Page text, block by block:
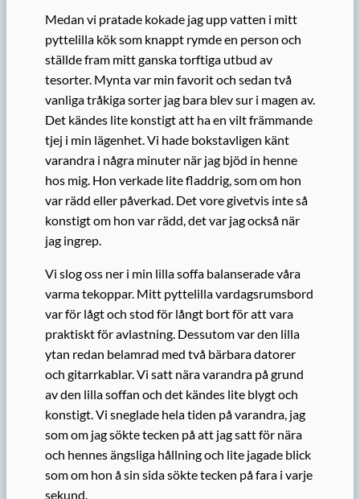
Medan vi pratade kokade jag upp vatten i mitt
pyttelilla kök som knappt rymde en person och
ställde fram mitt ganska torftiga utbud av
tesorter. Mynta var min favorit och sedan två
vanliga tråkiga sorter jag bara blev sur i magen av.
Det kändes lite konstigt att ha en vilt främmande
tjej i min lägenhet. Vi hade bokstavligen känt
varandra i några minuter när jag bjöd in henne
hos mig. Hon verkade lite fladdrig, som om hon
var rädd eller påverkad. Det vore givetvis inte så
konstigt om hon var rädd, det var jag också när
jag ingrep.
Vi slog oss ner i min lilla soffa balanserade våra
varma tekoppar. Mitt pyttelilla vardagsrumsbord
var för lågt och stod för långt bort för att vara
praktiskt för avlastning. Dessutom var den lilla
ytan redan belamrad med två bärbara datorer
och gitarrkablar. Vi satt nära varandra på grund
av den lilla soffan och det kändes lite blygt och
konstigt. Vi sneglade hela tiden på varandra, jag
som om jag sökte tecken på att jag satt för nära
och hennes ängsliga hållning och lite jagade blick
som om hon å sin sida sökte tecken på fara i varje
sekund.